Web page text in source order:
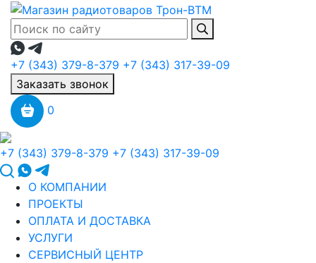
+7 (343) 379-8-379 +7 (343) 317-39-09
Заказать звонок
0
+7 (343) 379-8-379 +7 (343) 317-39-09
О КОМПАНИИ
ПРОЕКТЫ
ОПЛАТА И ДОСТАВКА
УСЛУГИ
СЕРВИСНЫЙ ЦЕНТР